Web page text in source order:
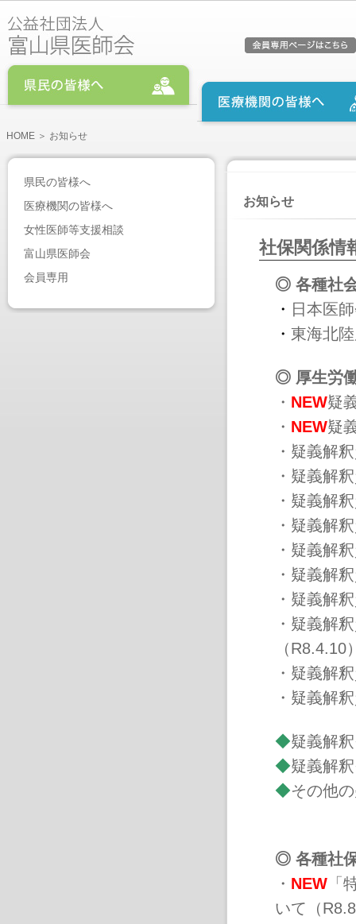
HOME ＞ お知らせ
県民の皆様へ
医療機関の皆様へ
女性医師等支援相談
富山県医師会
会員専用
お知らせ
社保関係情
◎ 各種社
・ 日本医
・ 東海北
◎ 厚生労
・ NEW疑
・ NEW疑
・ 疑義解
・ 疑義解
・ 疑義解
・ 疑義解
・ 疑義解
・ 疑義解
・ 疑義解
・ 疑義解
（R8.4.10
・ 疑義解
・ 疑義解
◆疑義解
◆疑義解
◆その他
◎ 各種社
・ NEW 「
いて（